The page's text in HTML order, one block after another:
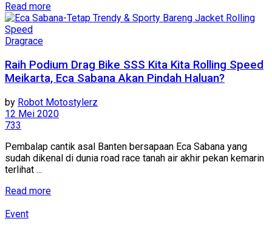
Read more
Dragrace
Raih Podium Drag Bike SSS Kita Kita Rolling Speed
Meikarta, Eca Sabana Akan Pindah Haluan?
by Robot Motostylerz
12 Mei 2020
733
Pembalap cantik asal Banten bersapaan Eca Sabana yang
sudah dikenal di dunia road race tanah air akhir pekan kemarin
terlihat ...
Read more
Event